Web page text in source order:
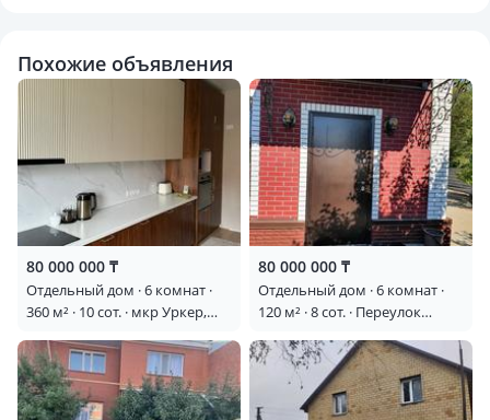
Заезжайте и живите с удовольствием!
Звоните для получения дополнительной информации и
организации просмотра.
Похожие объявления
80 000 000 ₸
Отдельный дом · 6 комнат ·
360 м² · 10 сот. · мкр Уркер,
80 000 000 ₸
Отдельный дом · 6 комнат ·
120 м² · 8 сот. · Переулок